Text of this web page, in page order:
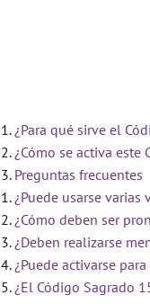
¿Para qué sirve el
¿Cómo se activa este
Preguntas frecuentes
¿Puede usarse varias
¿Cómo deben ser
¿Deben realizarse
¿Puede activarse
¿El Código Sagrado